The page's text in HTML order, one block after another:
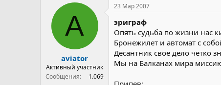
т
н
а
а
л
а
A
aviator
Активный участник
Сообщения
1.069
23 Мар 2007
эриграф
Опять судьба по жизни нас
Бронежилет и автомат с
Десантник свое дело четко
Мы на Балканах мира